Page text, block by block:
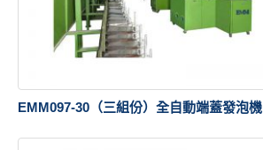
EMM097-30（三組份）全自動端蓋發泡機